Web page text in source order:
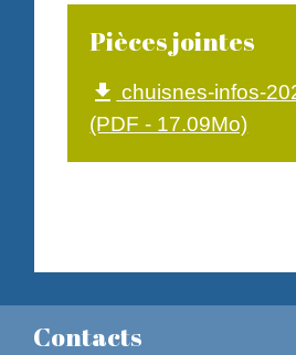
Pièces jointes
file_download chuisnes-infos-
(PDF - 17.09Mo)
Contacts